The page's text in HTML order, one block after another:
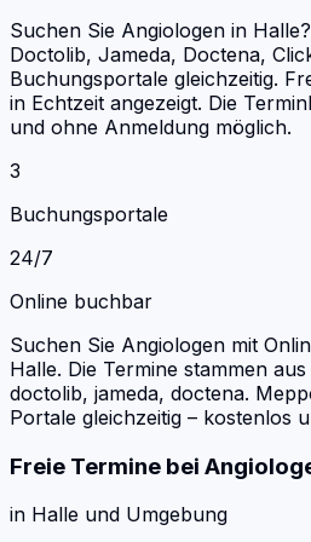
Suchen Sie Angiologen in
Doctolib, Jameda, Doctena,
Buchungsportale gleichzeitig.
in Echtzeit angezeigt. Die
und ohne Anmeldung möglich.
3
Buchungsportale
24/7
Online buchbar
Suchen Sie Angiologen mit
Halle. Die Termine stammen
doctolib, jameda, doctena.
Portale gleichzeitig – kostenlos
Freie Termine bei
in Halle und Umgebung